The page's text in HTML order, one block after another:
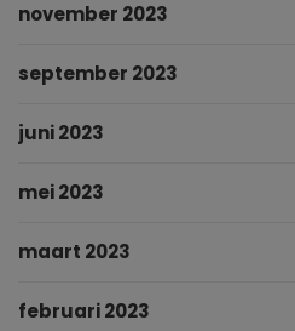
november 2023
september 2023
juni 2023
mei 2023
maart 2023
februari 2023